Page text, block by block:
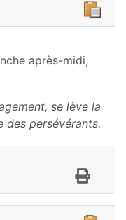
après-midi,
se lève la
des persévérants.